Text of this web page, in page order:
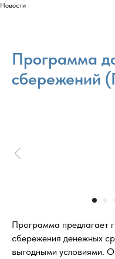
Новости
Программа
сбережений
Программа предлагает
сбережения денежных
выгодными условиями.